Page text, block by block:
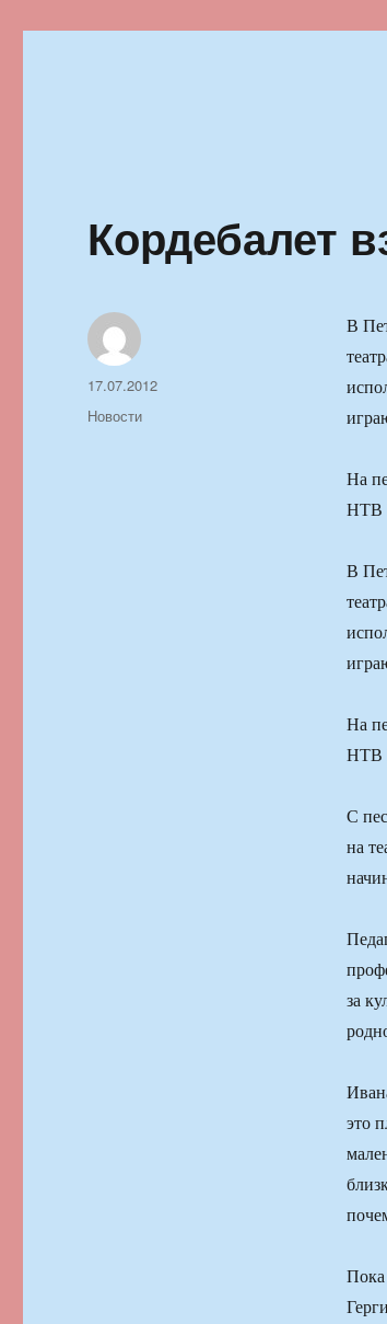
Кордебалет
В
На
НТВ
В
На
НТВ
С
на
за
это
Пока
Автор
Опубликовано
17.07.2012
Рубрики
Новости